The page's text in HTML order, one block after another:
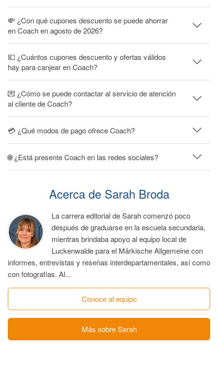
💸 ¿Con qué cupones descuento se puede ahorrar
en Coach en agosto de 2026?
💶 ¿Cuántos cupones descuento y ofertas válidos
hay para canjear en Coach?
💌 ¿Cómo se puede contactar al servicio de atención
al cliente de Coach?
💳 ¿Qué modos de pago ofrece Coach?
🌐 ¿Está presente Coach en las redes sociales?
Acerca de Sarah Broda
La carrera editorial de Sarah comenzó poco
después de graduarse en la escuela secundaria,
mientras brindaba apoyo al equipo local de
Luckenwalde para el Märkische Allgemeine con
informes, entrevistas y reseñas interdepartamentales, así como
con fotografías. Al...
Conoce al equipo
Más sobre Sarah